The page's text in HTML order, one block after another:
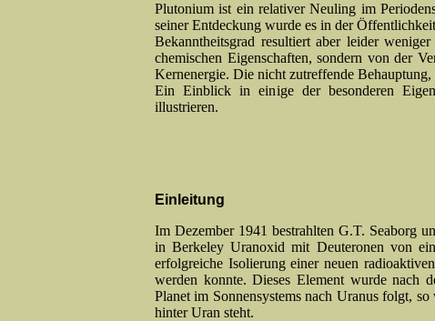
Plutonium ist ein relativer Neuling im
seiner Entdeckung wurde es in der
Bekanntheitsgrad resultiert aber leider
chemischen Eigen­schaften, sondern von der
Kernenergie. Die nicht zutreffende
Ein Einblick in einige der besonderen
illustrieren.
Einleitung
Im Dezember 1941 bestrahlten G.T. Seaborg
in Berkeley Uranoxid mit Deuteronen von
erfolgreiche Isolierung einer neuen
werden konnte. Dieses Element wurde nach
Planet im Sonnensystems nach Uranus folgt,
hinter Uran steht.